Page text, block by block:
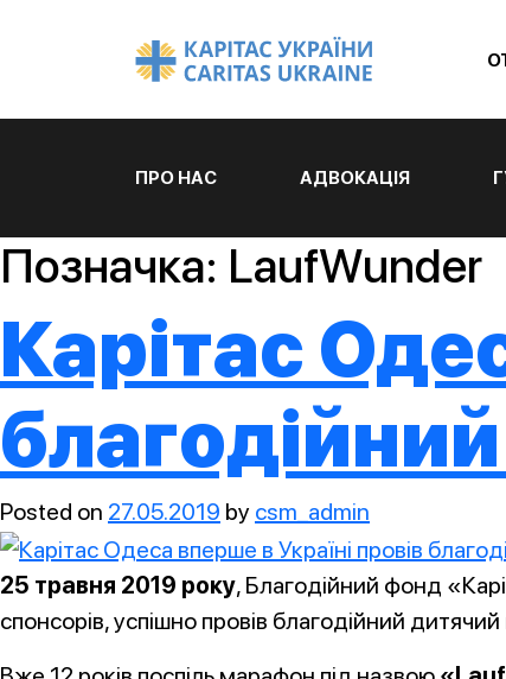
ПРО НАС АДВОКАЦІЯ
Позначка: LaufWunder
Карітас
Posted on 27.05.2019 by csm_admin
25 травня 2019 року, Благодійний фонд
спонсорів, успішно провів благодійний